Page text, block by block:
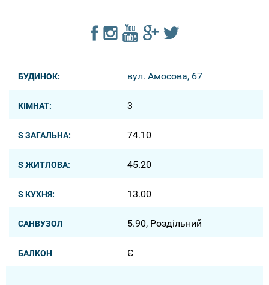
БУДИНОК: вул. Амосова, 67
КІМНАТ: 3
S ЗАГАЛЬНА: 74.10
S ЖИТЛОВА: 45.20
S КУХНЯ: 13.00
САНВУЗОЛ 5.90, Роздільний
БАЛКОН Є